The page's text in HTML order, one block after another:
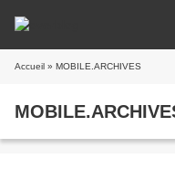
Accueil » MOBILE.ARCHIVES